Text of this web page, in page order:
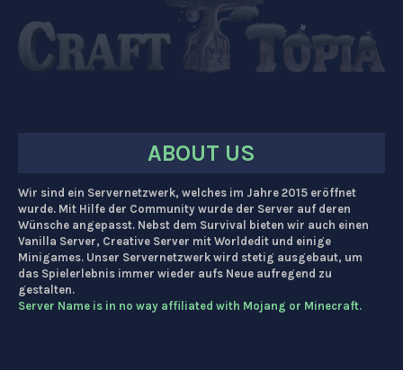
ABOUT US
Wir sind ein Servernetzwerk, welches im Jahre 2015 eröffnet
wurde. Mit Hilfe der Community wurde der Server auf deren
Wünsche angepasst. Nebst dem Survival bieten wir auch einen
Vanilla Server, Creative Server mit Worldedit und einige
Minigames. Unser Servernetzwerk wird stetig ausgebaut, um
das Spielerlebnis immer wieder aufs Neue aufregend zu
gestalten.
Server Name is in no way affiliated with Mojang or Minecraft.